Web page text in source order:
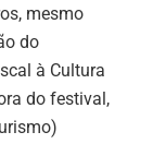
mesmo
do
à Cultura
do festival,